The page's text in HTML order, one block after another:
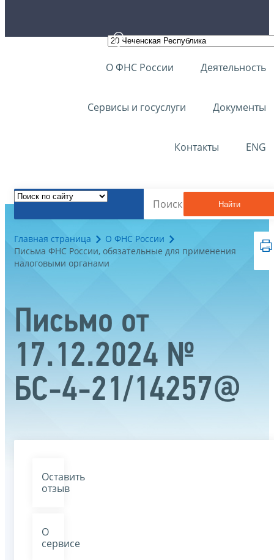
О ФНС России Деятельность
Сервисы и госуслуги Документы
Контакты ENG
Найти
Главная страница
О ФНС России
Письма ФНС России, обязательные для применения
налоговыми органами
Письмо от
17.12.2024 №
БС-4-21/14257@
Оставить
отзыв
О
сервисе